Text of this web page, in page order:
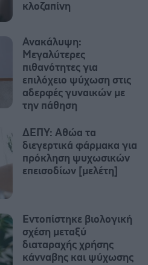
κλοζαπίνη
Ανακάλυψη:
Μεγαλύτερες
πιθανότητες για
επιλόχειο ψύχωση στις
αδερφές γυναικών με
την πάθηση
ΔΕΠΥ: Αθώα τα
διεγερτικά φάρμακα για
πρόκληση ψυχωσικών
επεισοδίων [μελέτη]
Εντοπίστηκε βιολογική
σχέση μεταξύ
διαταραχής χρήσης
κάνναβης και ψύχωσης